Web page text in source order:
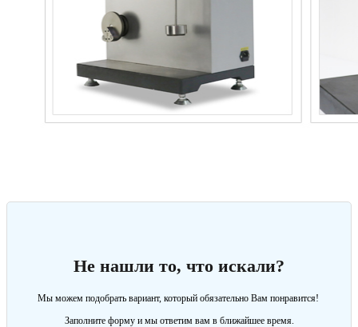
Не нашли то, что искали?
Мы можем подобрать вариант, который обязательно Вам понравится!
Заполните форму и мы ответим вам в ближайшее время.